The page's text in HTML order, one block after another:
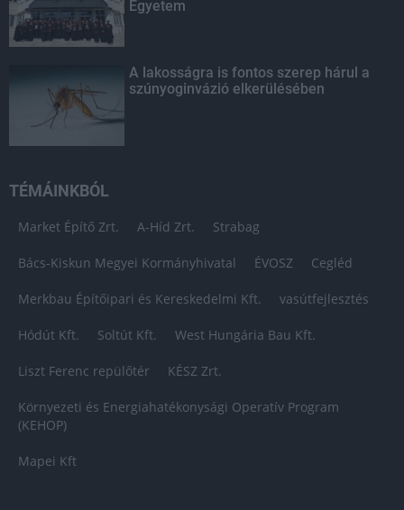
Egyetem
A lakosságra is fontos szerep hárul a
szúnyoginvázió elkerülésében
TÉMÁINKBÓL
Market Építő Zrt. A-Híd Zrt. Strabag
Bács-Kiskun Megyei Kormányhivatal ÉVOSZ Cegléd
Merkbau Építőipari és Kereskedelmi Kft. vasútfejlesztés
Hódút Kft. Soltút Kft. West Hungária Bau Kft.
Liszt Ferenc repülőtér KÉSZ Zrt.
Környezeti és Energiahatékonysági Operatív Program
(KEHOP)
Mapei Kft